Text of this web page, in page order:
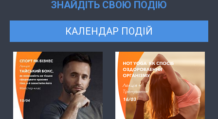
ЗНАЙДІТЬ СВОЮ ПОДІЮ
КАЛЕНДАР ПОДІЙ